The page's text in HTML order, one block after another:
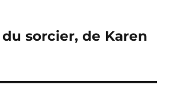
sorcier, de Karen